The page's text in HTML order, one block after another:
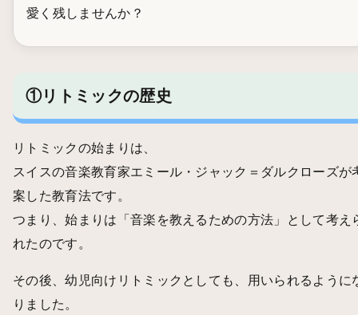
愛く残しませんか？
①リトミックの歴史
リトミックの始まりは、
スイスの音楽教育家エミール・ジャック＝ダルクローズが
案した教育法です。
つまり、始まりは「音楽を教えるための方法」として考え
れたのです。
その後、幼児向けリトミックとしても、用いられるように
りました。